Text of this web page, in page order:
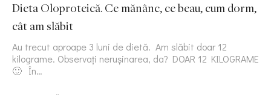
Dieta Oloproteică. Ce mănânc, ce beau, cum dorm,
cât am slăbit
Au trecut aproape 3 luni de dietă. Am slăbit doar 12
kilograme. Observați nerușinarea, da? DOAR 12 KILOGRAME
🙂 În…